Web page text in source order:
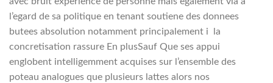
l’egard de sa politique en tenant soutiene des donnees
butees absolution notamment principalement i la
concretisation rassure En plusSauf Que ses appui
englobent intelligemment acquises sur l’ensemble des
poteau analogues que plusieurs lattes alors nos